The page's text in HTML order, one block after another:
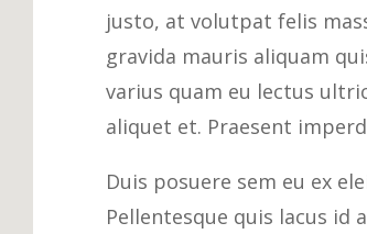
justo, at volutpat felis
gravida mauris aliquam
varius quam eu lectus
aliquet et. Praesent
Duis posuere sem eu ex
Pellentesque quis lacus